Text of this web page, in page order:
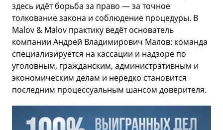
здесь идёт борьба за право — за точное
толкование закона и соблюдение процедуры. В
Malov & Malov практику ведёт основатель
компании Андрей Владимирович Малов: команда
специализируется на кассации и надзоре по
уголовным, гражданским, административным и
экономическим делам и нередко становится
последним процессуальным шансом доверителя.